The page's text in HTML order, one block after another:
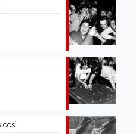
così